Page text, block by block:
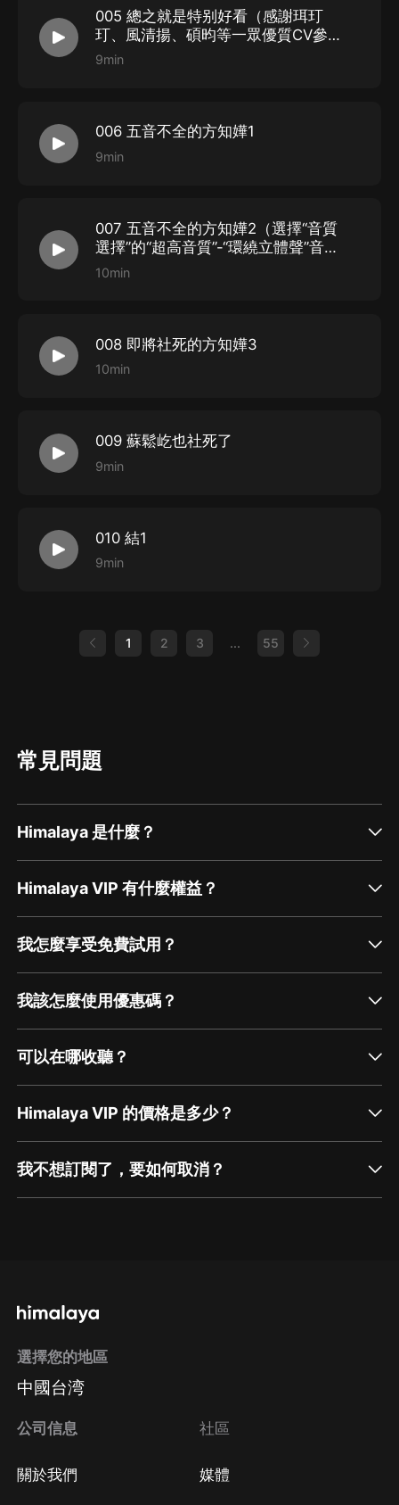
005 總之就是特别好看（感謝珥玎
玎、風清揚、碩昀等一眾優質CV參
演）
9min
006 五音不全的方知嬅1
9min
007 五音不全的方知嬅2（選擇“音質
選擇”的“超高音質”-“環繞立體聲”音質
更優）
10min
008 即將社死的方知嬅3
10min
009 蘇鬆屹也社死了
9min
010 結1
9min
1 2 3 ... 55
常見問題
Himalaya 是什麼？
Himalaya VIP 有什麼權益？
我怎麼享受免費試用？
我該怎麼使用優惠碼？
可以在哪收聽？
Himalaya VIP 的價格是多少？
我不想訂閱了，要如何取消？
方法 Google Play取消訂閱方法
選擇您的地區
中國台湾
公司信息
關於我們
社區
媒體